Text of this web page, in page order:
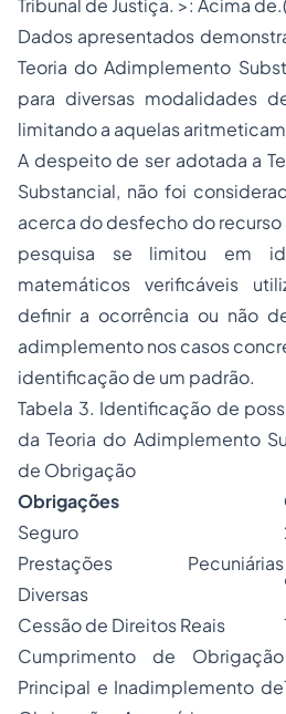
Tribunal de Justiça. >: Acima
Dados apresentados
Teoria do Adimplemento
para diversas modalidades
limitando a aquelas
A despeito de ser adotada a
Substancial, não foi
acerca do desfecho do
pesquisa se limitou em
matemáticos verificáveis
definir a ocorrência ou não
adimplemento nos casos
identificação de um padrão.
Tabela 3. Identificação de
da Teoria do Adimplemento
de Obrigação
Obrigações
Seguro
Prestações Pecuniárias
Diversas
Cessão de Direitos Reais
Cumprimento de Obrigação
Principal e Inadimplemento de